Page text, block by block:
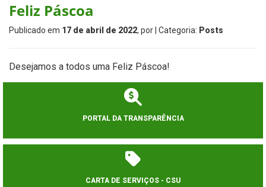
Feliz Páscoa
Publicado em 17 de abril de 2022, por | Categoria: Posts
Desejamos a todos uma Feliz Páscoa!
PORTAL DA TRANSPARÊNCIA
CARTA DE SERVIÇOS - CSU